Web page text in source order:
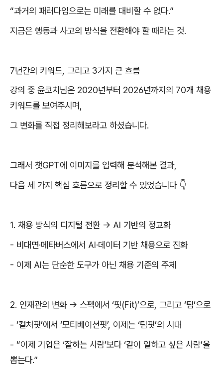
“과거의 패러다임으로는 미래를 대비할 수 없다.”
지금은 행동과 사고의 방식을 전환해야 할 때라는 것.
7년간의 키워드 그리고 3가지 큰 흐름
강의 중 윤코치님은 2020년부터 2026년까지의 70개 채용
키워드를 보여주시며,
그 변화를 직접 정리해보라고 하셨습니다.
그래서 챗GPT에 이미지를 입력해 분석해본 결과,
다음 세 가지 핵심 흐름으로 정리할 수 있었습니다 👇
1. 채용 방식의 디지털 전환 → AI 기반의 정교화
- 비대면·메타버스에서 AI·데이터 기반 채용으로 진화
- 이제 AI는 단순한 도구가 아닌 채용 기준의 주체
2. 인재관의 변화 → 스펙에서 ‘핏(Fit)’으로 그리고 ‘팀’으로
- ‘컬처핏’에서 ‘모티베이션핏’, 이제는 ‘팀핏’의 시대
- “이제 기업은 ‘잘하는 사람’보다‘같이 일하고 싶은 사람’을
뽑는다.”